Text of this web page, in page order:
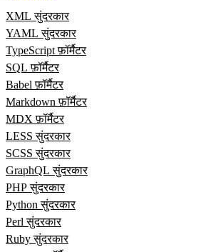
XML सुंदरकार
YAML सुंदरकार
TypeScript फ़ॉर्मैटर
SQL फ़ॉर्मैटर
Babel फ़ॉर्मैटर
Markdown फ़ॉर्मैटर
MDX फ़ॉर्मैटर
LESS सुंदरकार
SCSS सुंदरकार
GraphQL सुंदरकार
PHP सुंदरकार
Python सुंदरकार
Perl सुंदरकार
Ruby सुंदरकार